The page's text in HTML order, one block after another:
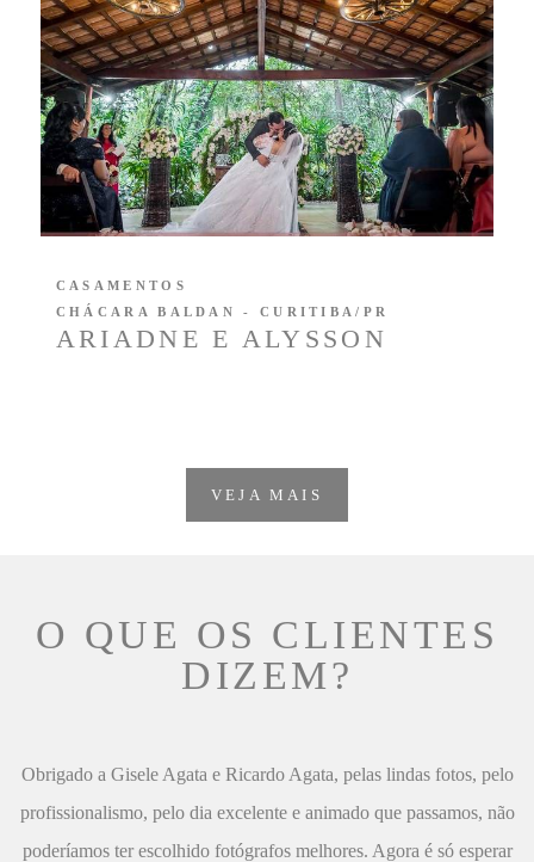
ARIADNE E ALYSSON
CASAMENTOS
CHÁCARA BALDAN - CURITIBA/PR
VEJA MAIS
O QUE OS CLIENTES
DIZEM?
Obrigado a Gisele Agata e Ricardo Agata, pelas lindas fotos, pelo
profissionalismo, pelo dia excelente e animado que passamos, não
poderíamos ter escolhido fotógrafos melhores. Agora é só esperar